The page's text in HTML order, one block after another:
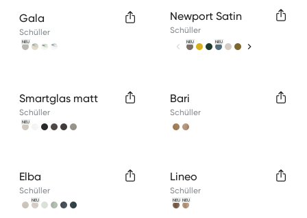
Gala
Schüller
Available colors
NEU
Newport Satin
Schüller
Available colors
NEU NEU
Smartglas matt
Schüller
Available colors
NEU
Bari
Schüller
Available colors
Elba
Schüller
Available colors
NEU
Lineo
Schüller
Available colors
NEU NEU